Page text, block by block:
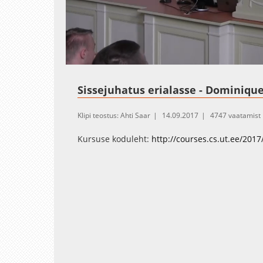
Unmute
Sissejuhatus erialasse -
Klipi teostus: Ahti Saar 14.09.2017 4747 vaatamist
Kursuse koduleht: http://courses.cs.ut.ee/